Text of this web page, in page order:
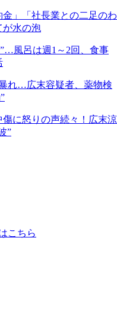
」「社長業との二足のわ
が水の泡
風呂は週1～2回、食事
れ…広末容疑者、薬物検
に怒りの声続々！広末涼
”